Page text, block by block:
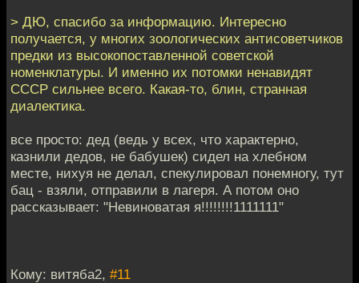
> ДЮ, спасибо за информацию. Интересно
получается, у многих зоологических антисоветчиков
предки из высокопоставленной советской
номенклатуры. И именно их потомки ненавидят
СССР сильнее всего. Какая-то, блин, странная
диалектика.
все просто: дед (ведь у всех, что характерно,
казнили дедов, не бабушек) сидел на хлебном
месте, нихуя не делал, спекулировал понемногу, тут
бац - взяли, отправили в лагеря. А потом оно
рассказывает: "Невиноватая я!!!!!!!!1111111"
Кому: витяба2, #11